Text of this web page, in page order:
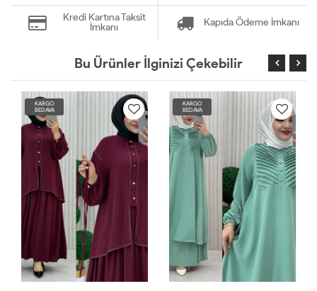
Kredi Kartına Taksit
İmkanı
Kapıda Ödeme İmkanı
Bu Ürünler İlginizi Çekebilir
KARGO
BEDAVA
KARGO
BEDAVA